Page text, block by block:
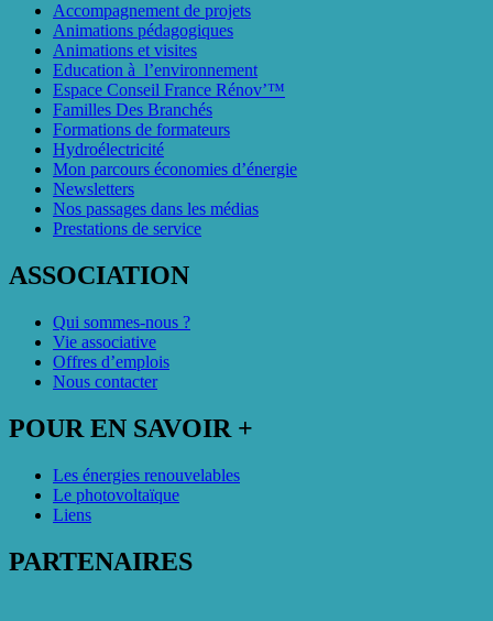
Accompagnement de projets
Animations pédagogiques
Animations et visites
Education à l’environnement
Espace Conseil France Rénov’™
Familles Des Branchés
Formations de formateurs
Hydroélectricité
Mon parcours économies d’énergie
Newsletters
Nos passages dans les médias
Prestations de service
ASSOCIATION
Qui sommes-nous ?
Vie associative
Offres d’emplois
Nous contacter
POUR EN SAVOIR +
Les énergies renouvelables
Le photovoltaïque
Liens
PARTENAIRES